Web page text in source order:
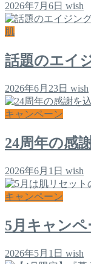
2026年7月6日 wish
肌
話題のエイ
2026年6月23日 wish
キャンペーン
24周年の感
2026年6月1日 wish
キャンペーン
5月キャン
2026年5月1日 wish